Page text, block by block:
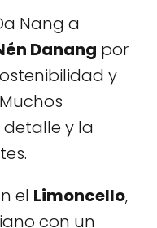
Nang a
Danang por
y
y la
el Limoncello,
con un